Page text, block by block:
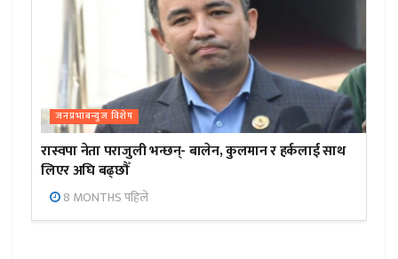
जनप्रभाबन्युज विशेष
रास्वपा नेता पराजुली भन्छन्- बालेन, कुलमान र हर्कलाई साथ
लिएर अघि बढ्छौँ
8 MONTHS पहिले